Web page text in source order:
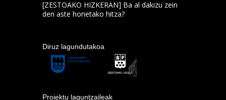
[ZESTOAKO HIZKERAN] Ba al dakizu zein
den aste honetako hitza?
Diruz lagundutakoa
Proiektu laguntzaileak